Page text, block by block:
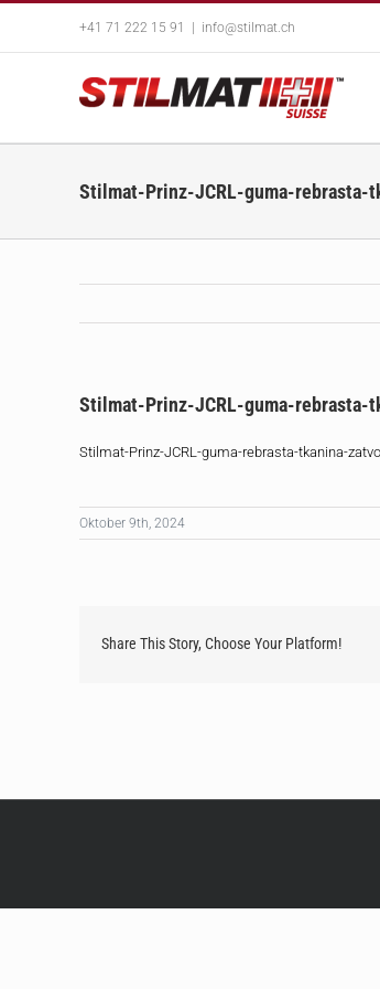
content
+41 71 222 15 91 info@stilmat.ch
Stilmat-Prinz-JCRL-guma-rebrasta-
Stilmat-Prinz-JCRL-guma-rebrasta-
Stilmat-Prinz-JCRL-guma-rebrasta-tkanina-
Oktober 9th, 2024
Share This Story, Choose Your Platform!